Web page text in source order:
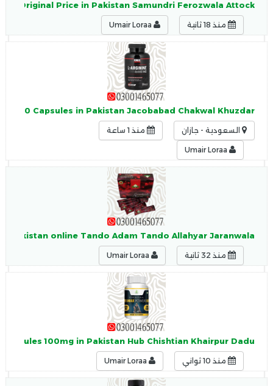
Original Price in Pakistan Samundri Ferozwala Attock
منذ 18 ثانية
150 Capsules in Pakistan Jacobabad Chakwal Khuzdar
السعودية - جازان منذ 1 ساعة
Pakistan online Tando Adam Tando Allahyar Jaranwala
منذ 32 ثانية
100mg in Pakistan Hub Chishtian Khairpur Dadu
منذ 10 ثواني